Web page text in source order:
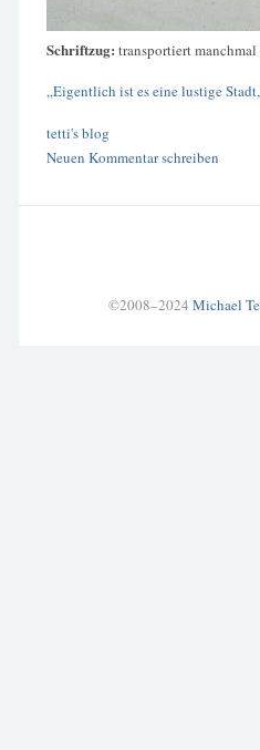
Schriftzug: transportiert
„Eigentlich ist es eine lustige
tetti's blog
Neuen Kommentar schreiben
©2008–2024 Michael